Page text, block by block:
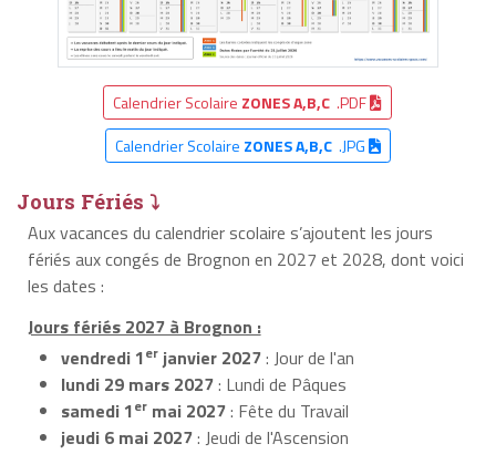
Calendrier Scolaire ZONES A,B,C .PDF
Calendrier Scolaire ZONES A,B,C.JPG
Jours Fériés ⤵
Aux vacances du calendrier scolaire s’ajoutent les jours
fériés aux congés de Brognon en 2027 et 2028, dont voici
les dates :
Jours fériés 2027 à Brognon :
vendredi 1er janvier 2027: Jour de l'an
lundi 29 mars 2027: Lundi de Pâques
samedi 1er mai 2027: Fête du Travail
jeudi 6 mai 2027: Jeudi de l'Ascension